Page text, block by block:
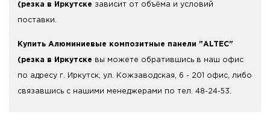
(резка в Иркутске зависит от объёма и условий
поставки.
Купить Алюминиевые композитные панели "ALTEC"
(резка в Иркутске вы можете обратившись в наш офис
по адресу г. Иркутск, ул. Кожзаводская, 6 - 201 офис, либо
связавшись с нашими менеджерами по тел. 48-24-53.